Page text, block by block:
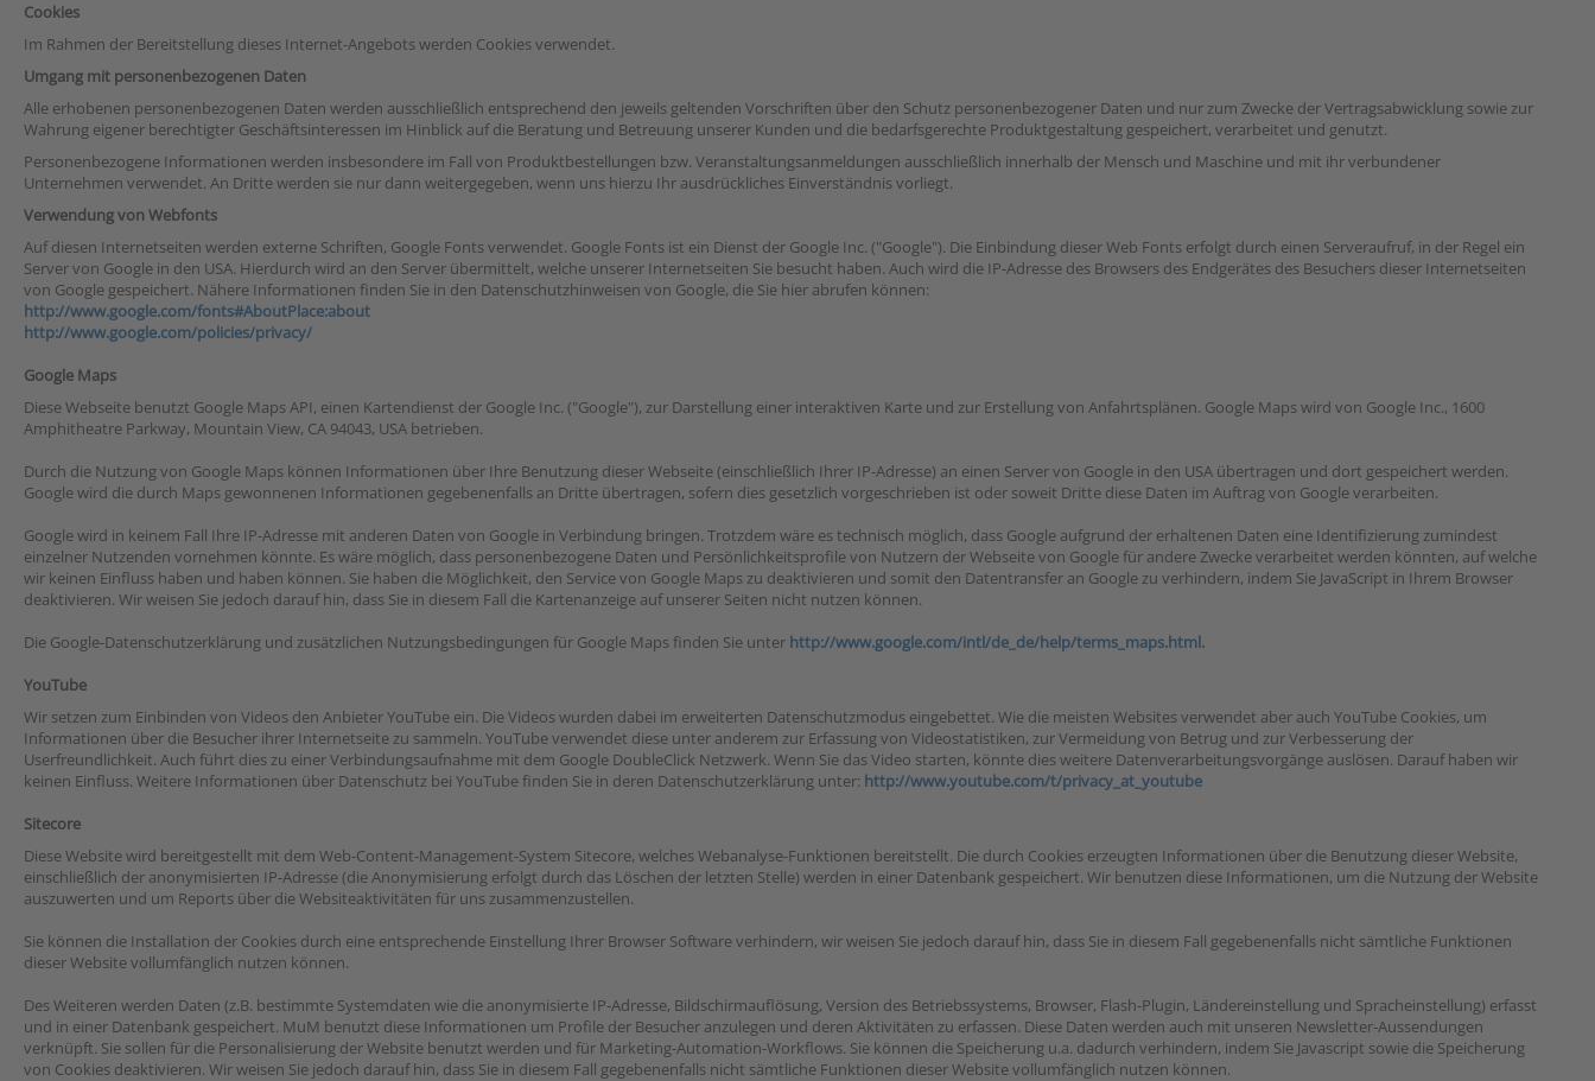
Cookies
Im Rahmen der Bereitstellung dieses Internet-Angebots werden Cookies verwendet.
Umgang mit personenbezogenen Daten
Alle erhobenen personenbezogenen Daten werden ausschließlich entsprechend den jeweils geltenden Vorschriften über den Schutz personenbezogener Daten und nur zum Zwecke der Vertragsabwicklung sowie zur
Wahrung eigener berechtigter Geschäftsinteressen im Hinblick auf die Beratung und Betreuung unserer Kunden und die bedarfsgerechte Produktgestaltung gespeichert, verarbeitet und genutzt.
Personenbezogene Informationen werden insbesondere im Fall von Produktbestellungen bzw. Veranstaltungsanmeldungen ausschließlich innerhalb der Mensch und Maschine und mit ihr verbundener
Unternehmen verwendet. An Dritte werden sie nur dann weitergegeben, wenn uns hierzu Ihr ausdrückliches Einverständnis vorliegt.
Verwendung von Webfonts
Auf diesen Internetseiten werden externe Schriften, Google Fonts verwendet. Google Fonts ist ein Dienst der Google Inc. ("Google"). Die Einbindung dieser Web Fonts erfolgt durch einen Serveraufruf, in der Regel ein
Server von Google in den USA. Hierdurch wird an den Server übermittelt, welche unserer Internetseiten Sie besucht haben. Auch wird die IP-Adresse des Browsers des Endgerätes des Besuchers dieser Internetseiten
von Google gespeichert. Nähere Informationen finden Sie in den Datenschutzhinweisen von Google, die Sie hier abrufen können:
http://www.google.com/fonts#AboutPlace:about
http://www.google.com/policies/privacy/
Google Maps
Diese Webseite benutzt Google Maps API, einen Kartendienst der Google Inc. ("Google"), zur Darstellung einer interaktiven Karte und zur Erstellung von Anfahrtsplänen. Google Maps wird von Google Inc., 1600
Amphitheatre Parkway, Mountain View, CA 94043, USA betrieben.
Durch die Nutzung von Google Maps können Informationen über Ihre Benutzung dieser Webseite (einschließlich Ihrer IP-Adresse) an einen Server von Google in den USA übertragen und dort gespeichert werden.
Google wird die durch Maps gewonnenen Informationen gegebenenfalls an Dritte übertragen, sofern dies gesetzlich vorgeschrieben ist oder soweit Dritte diese Daten im Auftrag von Google verarbeiten.
Google wird in keinem Fall Ihre IP-Adresse mit anderen Daten von Google in Verbindung bringen. Trotzdem wäre es technisch möglich, dass Google aufgrund der erhaltenen Daten eine Identifizierung zumindest
einzelner Nutzenden vornehmen könnte. Es wäre möglich, dass personenbezogene Daten und Persönlichkeitsprofile von Nutzern der Webseite von Google für andere Zwecke verarbeitet werden könnten, auf welche
wir keinen Einfluss haben und haben können. Sie haben die Möglichkeit, den Service von Google Maps zu deaktivieren und somit den Datentransfer an Google zu verhindern, indem Sie JavaScript in Ihrem Browser
deaktivieren. Wir weisen Sie jedoch darauf hin, dass Sie in diesem Fall die Kartenanzeige auf unserer Seiten nicht nutzen können.
Die Google-Datenschutzerklärung und zusätzlichen Nutzungsbedingungen für Google Maps finden Sie unter http://www.google.com/intl/de_de/help/terms_maps.html.
YouTube
Wir setzen zum Einbinden von Videos den Anbieter YouTube ein. Die Videos wurden dabei im erweiterten Datenschutzmodus eingebettet. Wie die meisten Websites verwendet aber auch YouTube Cookies, um
Informationen über die Besucher ihrer Internetseite zu sammeln. YouTube verwendet diese unter anderem zur Erfassung von Videostatistiken, zur Vermeidung von Betrug und zur Verbesserung der
Userfreundlichkeit. Auch führt dies zu einer Verbindungsaufnahme mit dem Google DoubleClick Netzwerk. Wenn Sie das Video starten, könnte dies weitere Datenverarbeitungsvorgänge auslösen. Darauf haben wir
keinen Einfluss. Weitere Informationen über Datenschutz bei YouTube finden Sie in deren Datenschutzerklärung unter: http://www.youtube.com/t/privacy_at_youtube
Sitecore
Diese Website wird bereitgestellt mit dem Web-Content-Management-System Sitecore, welches Webanalyse-Funktionen bereitstellt. Die durch Cookies erzeugten Informationen über die Benutzung dieser Website,
einschließlich der anonymisierten IP-Adresse (die Anonymisierung erfolgt durch das Löschen der letzten Stelle) werden in einer Datenbank gespeichert. Wir benutzen diese Informationen, um die Nutzung der Website
auszuwerten und um Reports über die Websiteaktivitäten für uns zusammenzustellen.
Sie können die Installation der Cookies durch eine entsprechende Einstellung Ihrer Browser Software verhindern, wir weisen Sie jedoch darauf hin, dass Sie in diesem Fall gegebenenfalls nicht sämtliche Funktionen
dieser Website vollumfänglich nutzen können.
Des Weiteren werden Daten (z.B. bestimmte Systemdaten wie die anonymisierte IP-Adresse, Bildschirmauflösung, Version des Betriebssystems, Browser, Flash-Plugin, Ländereinstellung und Spracheinstellung) erfasst
und in einer Datenbank gespeichert. MuM benutzt diese Informationen um Profile der Besucher anzulegen und deren Aktivitäten zu erfassen. Diese Daten werden auch mit unseren Newsletter-Aussendungen
verknüpft. Sie sollen für die Personalisierung der Website benutzt werden und für Marketing-Automation-Workflows. Sie können die Speicherung u.a. dadurch verhindern, indem Sie Javascript sowie die Speicherung
von Cookies deaktivieren. Wir weisen Sie jedoch darauf hin, dass Sie in diesem Fall gegebenenfalls nicht sämtliche Funktionen dieser Website vollumfänglich nutzen können.